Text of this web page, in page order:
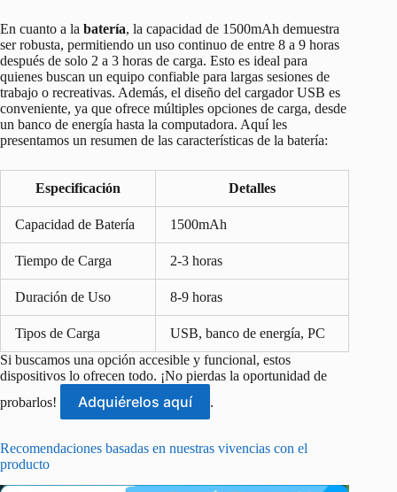
En cuanto a la batería, la capacidad de 1500mAh demuestra
ser robusta, permitiendo un uso continuo de entre 8 a 9 horas
después de solo 2 a 3 horas de carga. Esto es ideal para
quienes buscan un equipo confiable para largas sesiones de
trabajo o recreativas. Además, el diseño del cargador USB es
conveniente, ya que ofrece múltiples opciones de carga, desde
un banco de energía hasta la computadora. Aquí les
presentamos un resumen de las características de la batería:
Especificación Detalles
Capacidad de Batería 1500mAh
Tiempo de Carga 2-3 horas
Duración de Uso 8-9 horas
Tipos de Carga
USB, banco de energía, PC
Si buscamos una opción accesible y funcional, estos
dispositivos lo ofrecen todo. ¡No pierdas la oportunidad de
probarlos!
Adquiérelos aquí .
Recomendaciones basadas en nuestras vivencias con el
producto